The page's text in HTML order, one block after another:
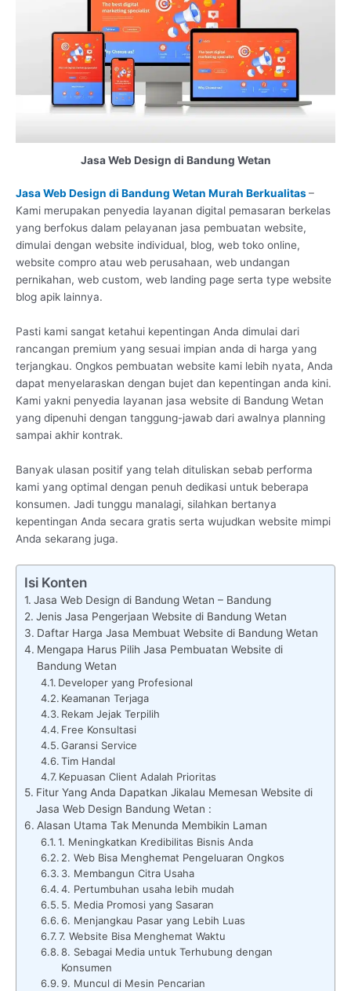
Jasa Web Design di Bandung Wetan
Jasa Web Design di Bandung Wetan Murah Berkualitas–
Kami merupakan penyedia layanan digital pemasaran berkelas
yang berfokus dalam pelayanan jasa pembuatan website,
dimulai dengan website individual, blog, web toko online,
website compro atau web perusahaan, web undangan
pernikahan, web custom, web landing page serta type website
blog apik lainnya.
Pasti kami sangat ketahui kepentingan Anda dimulai dari
rancangan premium yang sesuai impian anda di harga yang
terjangkau. Ongkos pembuatan website kami lebih nyata, Anda
dapat menyelaraskan dengan bujet dan kepentingan anda kini.
Kami yakni penyedia layanan jasa website di Bandung Wetan
yang dipenuhi dengan tanggung-jawab dari awalnya planning
sampai akhir kontrak.
Banyak ulasan positif yang telah dituliskan sebab performa
kami yang optimal dengan penuh dedikasi untuk beberapa
konsumen. Jadi tunggu manalagi, silahkan bertanya
kepentingan Anda secara gratis serta wujudkan website mimpi
Anda sekarang juga.
Isi Konten
Jasa Web Design di Bandung Wetan – Bandung
Jenis Jasa Pengerjaan Website di Bandung Wetan
Daftar Harga Jasa Membuat Website di Bandung Wetan
Mengapa Harus Pilih Jasa Pembuatan Website di
Bandung Wetan
Developer yang Profesional
Keamanan Terjaga
Rekam Jejak Terpilih
Free Konsultasi
Garansi Service
Tim Handal
Kepuasan Client Adalah Prioritas
Fitur Yang Anda Dapatkan Jikalau Memesan Website di
Jasa Web Design Bandung Wetan :
Alasan Utama Tak Menunda Membikin Laman
1. Meningkatkan Kredibilitas Bisnis Anda
2. Web Bisa Menghemat Pengeluaran Ongkos
3. Membangun Citra Usaha
4. Pertumbuhan usaha lebih mudah
5. Media Promosi yang Sasaran
6. Menjangkau Pasar yang Lebih Luas
7. Website Bisa Menghemat Waktu
8. Sebagai Media untuk Terhubung dengan
Konsumen
9. Muncul di Mesin Pencarian